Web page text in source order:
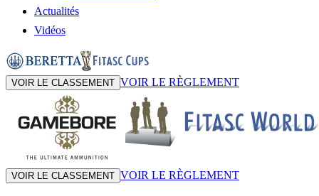
Actualités
Vidéos
VOIR LE CLASSEMENT VOIR LE RÈGLEMENT
VOIR LE CLASSEMENT VOIR LE RÈGLEMENT